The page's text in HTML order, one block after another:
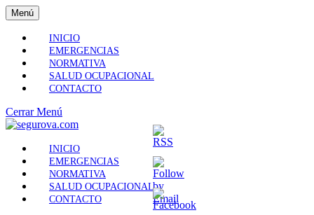
Skip
to
content
Skip
Content
MenúMenú
INICIO
EMERGENCIAS
NORMATIVA
SALUD OCUPACIONAL
CONTACTO
Cerrar Menú
Menú
INICIO
EMERGENCIAS
NORMATIVA
SALUD OCUPACIONAL
CONTACTO